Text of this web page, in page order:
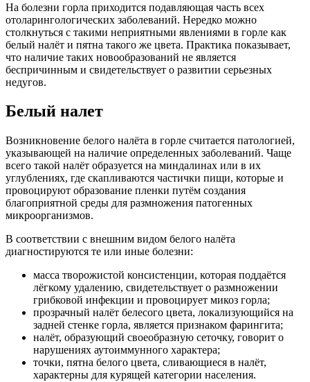
На болезни горла приходится подавляющая часть всех
отоларингологических заболеваний. Нередко можно
столкнуться с такими неприятными явлениями в горле как
белый налёт и пятна такого же цвета. Практика показывает,
что наличие таких новообразований не является
беспричинным и свидетельствует о развитии серьезных
недугов.
Белый налет
Возникновение белого налёта в горле считается патологией,
указывающей на наличие определенных заболеваний. Чаще
всего такой налёт образуется на миндалинах или в их
углублениях, где скапливаются частички пищи, которые и
провоцируют образование пленки путём создания
благоприятной среды для размножения патогенных
микроорганизмов.
В соответствии с внешним видом белого налёта
диагностируются те или иные болезни:
масса творожистой консистенции, которая поддаётся
лёгкому удалению, свидетельствует о размножении
грибковой инфекции и провоцирует микоз горла;
прозрачный налёт белесого цвета, локализующийся на
задней стенке горла, является признаком фарингита;
налёт, образующий своеобразную сеточку, говорит о
нарушениях аутоиммунного характера;
точки, пятна белого цвета, сливающиеся в налёт,
характерны для курящей категории населения.